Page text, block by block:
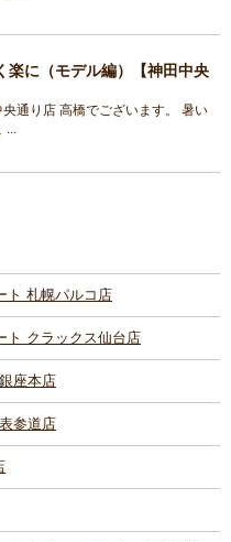
楽に（モデル編）【神田中央
央通り店 高橋でございます。 暑い
ト 札幌パルコ店
ト クラックス仙台店
座本店
参道店